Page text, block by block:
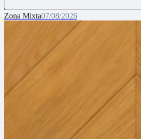
Zona Mixta07/08/2026